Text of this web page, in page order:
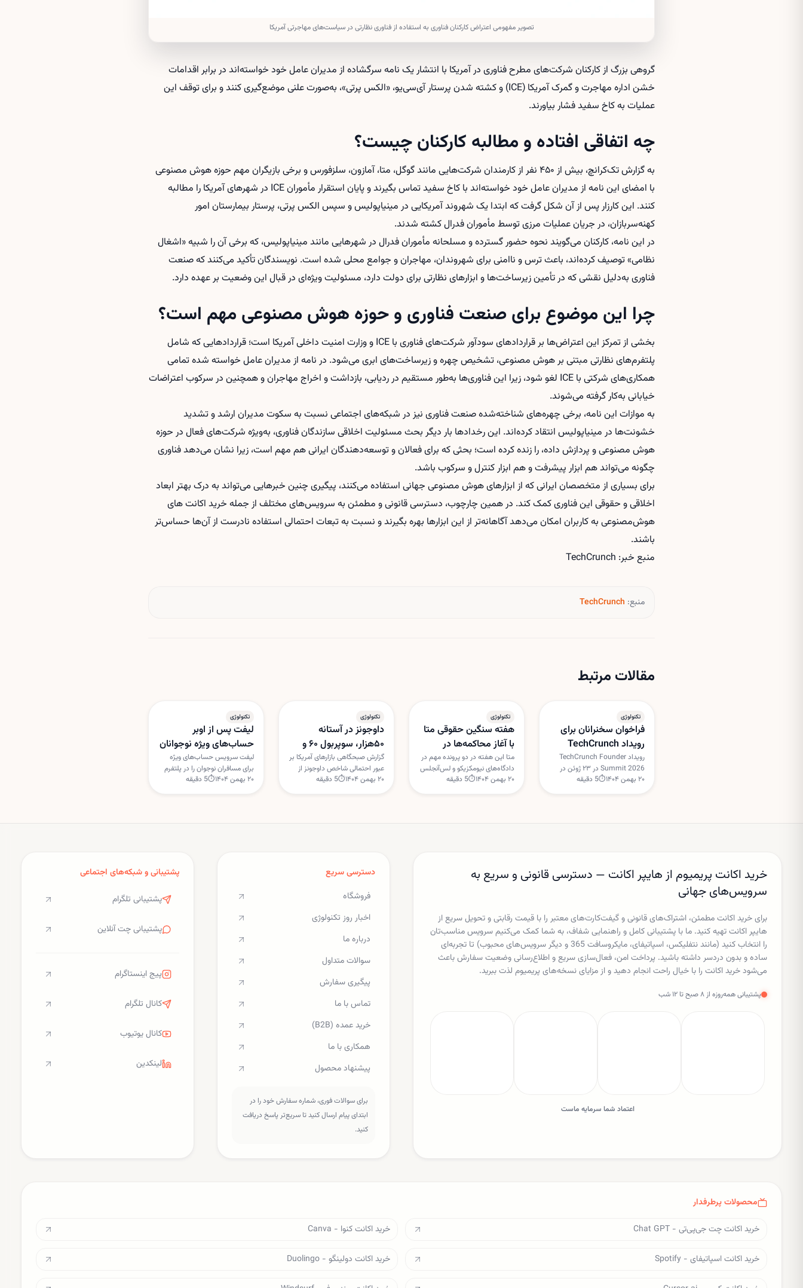
تصویر مفهومی اعتراض کارکنان فناوری به استفاده از فناوری نظارتی در سیاست‌های مهاجرتی آمریکا
گروهی بزرگ از کارکنان شرکت‌های مطرح فناوری در آمریکا با انتشار یک نامه سرگشاده از مدیران عامل خود خواسته‌اند در برابر اقدامات
خشن اداره مهاجرت و گمرک آمریکا (ICE) و کشته‌ شدن پرستار آی‌سی‌یو، «الکس پرتی»، به‌صورت علنی موضع‌گیری کنند و برای توقف این
عملیات به کاخ سفید فشار بیاورند.
چه اتفاقی افتاده و مطالبه کارکنان چیست؟
به گزارش تک‌کرانچ، بیش از ۴۵۰ نفر از کارمندان شرکت‌هایی مانند گوگل، متا، آمازون، سلزفورس و برخی بازیگران مهم حوزه هوش مصنوعی
با امضای این نامه از مدیران عامل خود خواسته‌اند با کاخ سفید تماس بگیرند و پایان استقرار مأموران ICE در شهرهای آمریکا را مطالبه
کنند. این کارزار پس از آن شکل گرفت که ابتدا یک شهروند آمریکایی در مینیاپولیس و سپس الکس پرتی، پرستار بیمارستان امور
کهنه‌سربازان، در جریان عملیات مرزی توسط مأموران فدرال کشته شدند.
در این نامه، کارکنان می‌گویند نحوه حضور گسترده و مسلحانه مأموران فدرال در شهرهایی مانند مینیاپولیس، که برخی آن را شبیه «اشغال
نظامی» توصیف کرده‌اند، باعث ترس و ناامنی برای شهروندان، مهاجران و جوامع محلی شده است. نویسندگان تأکید می‌کنند که صنعت
فناوری به‌دلیل نقشی که در تأمین زیرساخت‌ها و ابزارهای نظارتی برای دولت دارد، مسئولیت ویژه‌ای در قبال این وضعیت بر عهده دارد.
چرا این موضوع برای صنعت فناوری و حوزه هوش مصنوعی مهم است؟
بخشی از تمرکز این اعتراض‌ها بر قراردادهای سودآور شرکت‌های فناوری با ICE و وزارت امنیت داخلی آمریکا است؛ قراردادهایی که شامل
پلتفرم‌های نظارتی مبتنی بر هوش مصنوعی، تشخیص چهره و زیرساخت‌های ابری می‌شود. در نامه از مدیران عامل خواسته شده تمامی
همکاری‌های شرکتی با ICE لغو شود، زیرا این فناوری‌ها به‌طور مستقیم در ردیابی، بازداشت و اخراج مهاجران و همچنین در سرکوب اعتراضات
خیابانی به‌کار گرفته می‌شوند.
به موازات این نامه، برخی چهره‌های شناخته‌شده صنعت فناوری نیز در شبکه‌های اجتماعی نسبت به سکوت مدیران ارشد و تشدید
خشونت‌ها در مینیاپولیس انتقاد کرده‌اند. این رخدادها بار دیگر بحث مسئولیت اخلاقی سازندگان فناوری، به‌ویژه شرکت‌های فعال در حوزه
هوش مصنوعی و پردازش داده، را زنده کرده است؛ بحثی که برای فعالان و توسعه‌دهندگان ایرانی هم مهم است، زیرا نشان می‌دهد فناوری
چگونه می‌تواند هم ابزار پیشرفت و هم ابزار کنترل و سرکوب باشد.
برای بسیاری از متخصصان ایرانی که از ابزارهای هوش مصنوعی جهانی استفاده می‌کنند، پیگیری چنین خبرهایی می‌تواند به درک بهتر ابعاد
اخلاقی و حقوقی این فناوری کمک کند. در همین چارچوب، دسترسی قانونی و مطمئن به سرویس‌های مختلف از جمله خرید اکانت های
هوش‌مصنوعی به کاربران امکان می‌دهد آگاهانه‌تر از این ابزارها بهره بگیرند و نسبت به تبعات احتمالی استفاده نادرست از آن‌ها حساس‌تر
باشند.
منبع خبر: TechCrunch
منبع: TechCrunch
مقالات مرتبط
تکنولوژی
فراخوان سخنرانان برای
رویداد TechCrunch
Founder Summit 2026
رویداد TechCrunch Founder
Summit 2026 در ۲۳ ژوئن در
بوستون برگزار می‌شود و
۲۰ بهمن ۱۴۰۴ ⏱
5 دقیقه
تکنولوژی
هفته سنگین حقوقی متا
با آغاز محاکمه‌ها در
نیومکزیکو و لس‌آنجلس
متا این هفته در دو پرونده مهم در
دادگاه‌های نیومکزیکو و لس‌آنجلس
با شروع بیانیه‌های افتتاحیه روبه‌رو
۲۰ بهمن ۱۴۰۴ ⏱
5 دقیقه
تکنولوژی
داوجونز در آستانه
۵۰هزار، سوپربول ۶۰ و
هفته پرتنش متا در
دادگاه
گزارش صبحگاهی بازارهای آمریکا بر
عبور احتمالی شاخص داوجونز از
سطح ۵۰ هزار واحد، حواشی
۲۰ بهمن ۱۴۰۴ ⏱
5 دقیقه
تکنولوژی
لیفت پس از اوبر
حساب‌های ویژه نوجوانان
را راه‌اندازی کرد
لیفت سرویس حساب‌های ویژه
برای مسافران نوجوان را در پلتفرم
خود فعال کرده است؛ خدمتی که
۲۰ بهمن ۱۴۰۴ ⏱
5 دقیقه
خرید اکانت پریمیوم از هایپر اکانت — دسترسی قانونی و سریع به
سرویس‌های جهانی
برای خرید اکانت مطمئن، اشتراک‌های قانونی و گیفت‌کارت‌های معتبر را با قیمت رقابتی و تحویل سریع از
هایپر اکانت تهیه کنید. ما با پشتیبانی کامل و راهنمایی شفاف، به شما کمک می‌کنیم سرویس مناسب‌تان
را انتخاب کنید (مانند نتفلیکس، اسپاتیفای، مایکروسافت 365 و دیگر سرویس‌های محبوب) تا تجربه‌ای
ساده و بدون دردسر داشته باشید. پرداخت امن، فعال‌سازی سریع و اطلاع‌رسانی وضعیت سفارش باعث
می‌شود خرید اکانت را با خیال راحت انجام دهید و از مزایای نسخه‌های پریمیوم لذت ببرید.
پشتیبانی همه‌روزه از ۸ صبح تا ۱۲ شب
اعتماد شما سرمایه ماست
دسترسی سریع
فروشگاه
اخبار روز تکنولوژی
درباره ما
سوالات متداول
پیگیری سفارش
تماس با ما
خرید عمده (B2B)
همکاری با ما
پیشنهاد محصول
برای سوالات فوری، شماره سفارش خود را در
ابتدای پیام ارسال کنید تا سریع‌تر پاسخ دریافت
کنید.
پشتیبانی و شبکه‌های اجتماعی
پشتیبانی تلگرام
پشتیبانی چت آنلاین
پیج اینستاگرام
کانال تلگرام
کانال یوتیوب
لینکدین
محصولات پرطرفدار
خرید اکانت چت جی‌پی‌تی - Chat GPT خرید اکانت کنوا - Canva
خرید اکانت اسپاتیفای - Spotify خرید اکانت دولینگو - Duolingo